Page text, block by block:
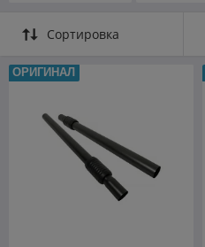
Сортировка
ОРИГИНАЛ